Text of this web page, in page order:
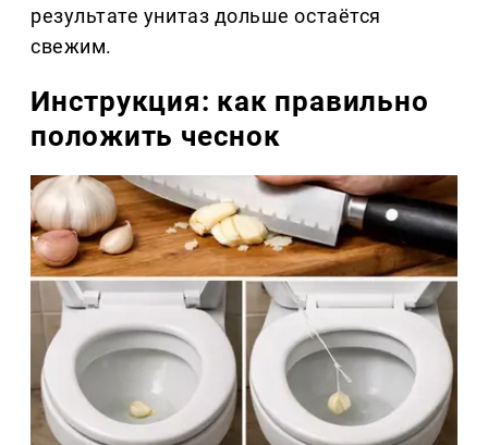
результате унитаз дольше остаётся
свежим.
Инструкция: как правильно
положить чеснок